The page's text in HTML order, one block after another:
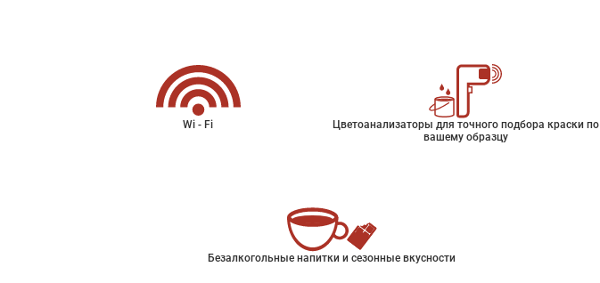
Wi - Fi
Цветоанализаторы для точного подбора краски по
вашему образцу
Безалкогольные напитки и сезонные вкусности